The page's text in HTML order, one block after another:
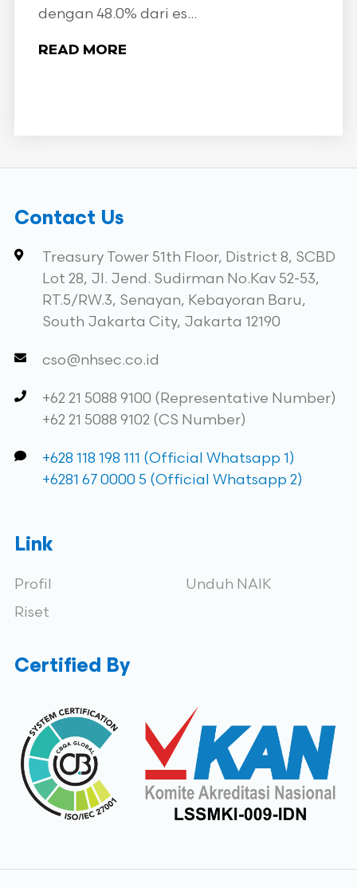
dengan 48.0% dari es...
READ MORE
Contact Us
Treasury Tower 51th Floor, District 8, SCBD
Lot 28, Jl. Jend. Sudirman No.Kav 52-53,
RT.5/RW.3, Senayan, Kebayoran Baru,
South Jakarta City, Jakarta 12190
cso@nhsec.co.id
+62 21 5088 9100 (Representative Number)
+62 21 5088 9102 (CS Number)
+628 118 198 111 (Official Whatsapp 1)
+6281 67 0000 5 (Official Whatsapp 2)
Link
Profil
Riset
Unduh NAIK
Certified By